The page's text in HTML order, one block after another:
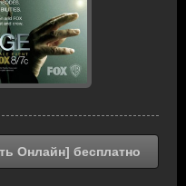
Онлайн] бесплатно